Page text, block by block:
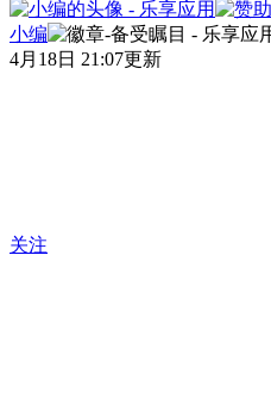
小编
4月18日 21:07更新
关注